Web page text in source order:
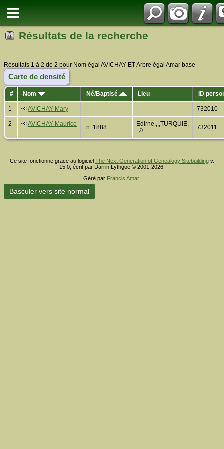
Résultats de la recherche
Résultats 1 à 2 de 2 pour Nom égal AVICHAY ET Arbre égal Amar base
Carte de densité
# Nom Né/Baptisé Lieu ID
1 AVICHAY Mary 732010
2 AVICHAY Maurice n. 1888 Edirne,,,,TURQUIE, 732011
Ce site fonctionne grace au logiciel The Next Generation of Genealogy Sitebuildingv.
15.0, écrit par Darrin Lythgoe © 2001-2026.
Géré par Francis Amar.
Basculer vers site normal